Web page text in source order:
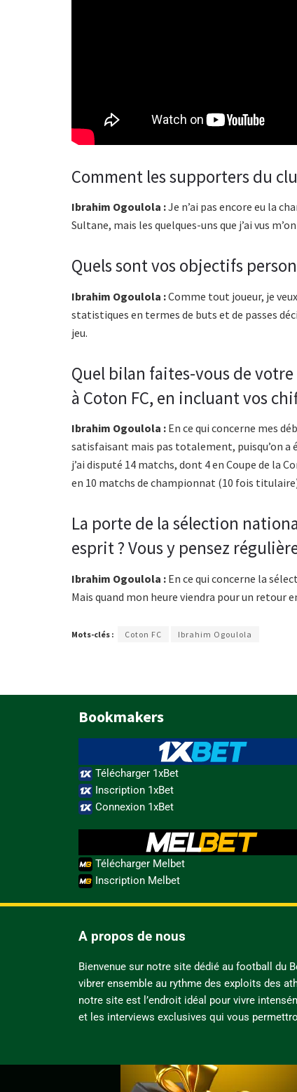
Comment les supporters du
Ibrahim Ogoulola :Je n’ai pas encore eu la
Sultane, mais les quelques-uns que j’ai vus
Quels sont vos objectifs
Ibrahim Ogoulola :Comme tout joueur, je
statistiques en termes de buts et de passes
jeu.
Quel bilan faites-vous de
à Coton FC, en incluant vos
Ibrahim Ogoulola : En ce qui concerne mes
satisfaisant mais pas totalement, puisqu’on a
j’ai disputé 14 matchs, dont 4 en Coupe de la
en 10 matchs de championnat (10 fois
La porte de la sélection
esprit ? Vous y pensez
Ibrahim Ogoulola : En ce qui concerne la
Mais quand mon heure viendra pour un retour
Mots-clés : Coton FC Ibrahim Ogoulola
Bookmakers
Télécharger 1xBet
Inscription 1xBet
Connexion 1xBet
Télécharger Melbet
Inscription Melbet
A propos de nous
Bienvenue sur notre site dédié au football du
vibrer ensemble au rythme des exploits des
notre site est l’endroit idéal pour vivre
et les interviews exclusives qui vous